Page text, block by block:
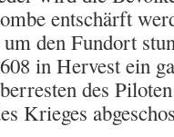
entschärft
den Fundort
in Hervest ein
des
Krieges